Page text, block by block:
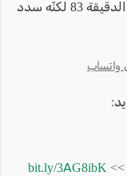
سنحت الفرصة أمام صلاح لهز الشباك في الدقيقة 83 لكنّه سدد
واتساب
>>
bit.ly/3AG8ibK